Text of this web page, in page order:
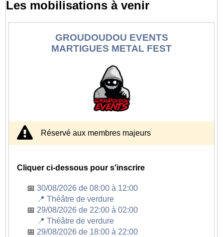
Les mobilisations à venir
GROUDOUDOU EVENTS
MARTIGUES METAL FEST
Réservé aux membres majeurs
Cliquer ci-dessous pour s'inscrire
30/08/2026 de 08:00 à 12:00
📍 Théâtre de verdure
29/08/2026 de 22:00 à 02:00
📍 Théâtre de verdure
29/08/2026 de 18:00 à 22:00